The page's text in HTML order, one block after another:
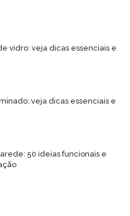
vidro: veja dicas essenciais e
veja dicas essenciais e
50 ideias funcionais e